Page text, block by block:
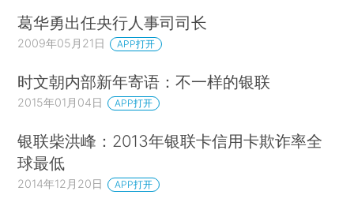
葛华勇出任央行人事司司长
2009年05月21日 APP打开
时文朝内部新年寄语：不一样的银联
2015年01月04日 APP打开
银联柴洪峰：2013年银联卡信用卡欺诈率全
球最低
2014年12月20日 APP打开